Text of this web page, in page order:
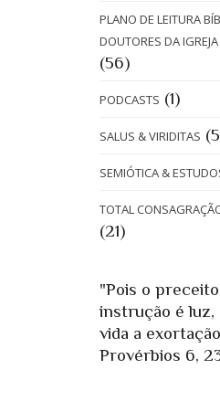
PLANO DE LEITURA
DOUTORES DA IGREJA
(56)
PODCASTS (1)
SALUS & VIRIDITAS
SEMIÓTICA &
TOTAL
(21)
"Pois o
instrução é luz,
vida a
Provérbios 6,